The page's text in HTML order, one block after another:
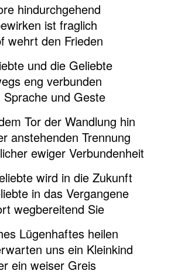
hindurchgehend
ist fraglich
wehrt den Frieden
und die Geliebte
eng verbunden
Sprache und Geste
Tor der Wandlung hin
anstehenden Trennung
ewiger Verbundenheit
wird in die Zukunft
in das Vergangene
wegbereitend Sie
Lügenhaftes heilen
uns ein Kleinkind
ein weiser Greis